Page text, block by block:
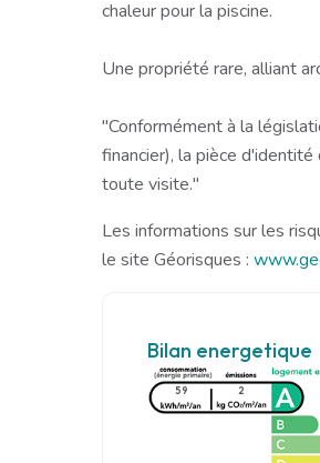
chaleur pour la piscine.
Une propriété rare, alliant
"Conformément à la
financier), la pièce
toute visite."
Les informations sur les
le site Géorisques :
Bilan energetique
59 2